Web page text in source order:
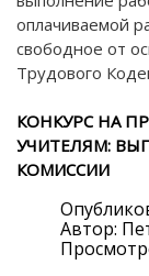
оплачиваемой
свободное от
Трудового
КОНКУРС НА
УЧИТЕЛЯМ:
КОМИССИИ
Автор: